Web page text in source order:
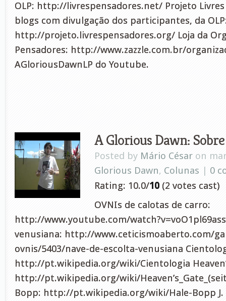
OLP: http://livrespensadores.net/ Projeto Livres
blogs com divulgação dos participantes, da
http://projeto.livrespensadores.org/ Loja da
Pensadores: http://www.zazzle.com.br/
AGloriousDawnLP do Youtube.
A Glorious Dawn:
Posted by Mário César on
Glorious Dawn, Colunas | 0
Rating: 10.0/10 (2 votes cast)
OVNIs de calotas de carro:
http://www.youtube.com/
venusiana: http://www.ceticismoaberto.com/
ovnis/5403/nave-de-escolta-venusiana
http://pt.wikipedia.org/wiki/Cientologia
http://pt.wikipedia.org/wiki/
Bopp: http://pt.wikipedia.org/wiki/Hale-Bopp J.